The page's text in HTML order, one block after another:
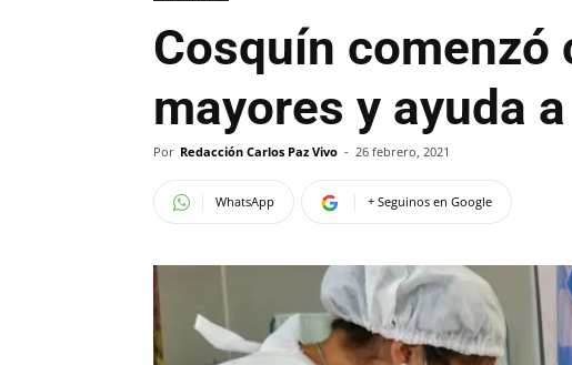
Cosquín comenzó
mayores y ayuda
Por Redacción Carlos Paz Vivo - 26 febrero, 2021
WhatsApp + Seguinos en Google